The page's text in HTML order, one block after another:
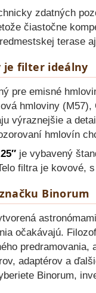
zdatných
čiastočne
terase
je filter ideálny
pre emisné
hmloviny
výraznejšie a
hmlovín
je vybavený
filtra je kovové,
Binorum
očakávajú.
adaptérov a
Binorum,